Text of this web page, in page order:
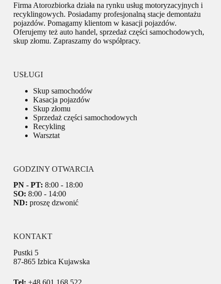
Firma Atorozbiorka działa na rynku usług motoryzacyjnych i
recyklingowych. Posiadamy profesjonalną stacje demontażu
pojazdów. Pomagamy klientom w kasacji pojazdów.
Oferujemy też auto handel, sprzedaż części samochodowych,
skup złomu. Zapraszamy do współpracy.
USŁUGI
Skup samochodów
Kasacja pojazdów
Skup złomu
Sprzedaż części samochodowych
Recykling
Warsztat
GODZINY OTWARCIA
PN - PT: 8:00 - 18:00
SO: 8:00 - 14:00
ND: proszę dzwonić
KONTAKT
Pustki 5
87-865 Izbica Kujawska